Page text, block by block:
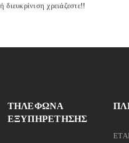
χρειάζεστε!!
ΤΗΛΈΦΩΝΑ
ΕΞΥΠΗΡΈΤΗΣΗΣ